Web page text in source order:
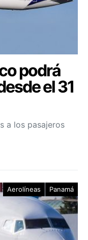
podrá
el 31
a los pasajeros
Aerolíneas Panamá